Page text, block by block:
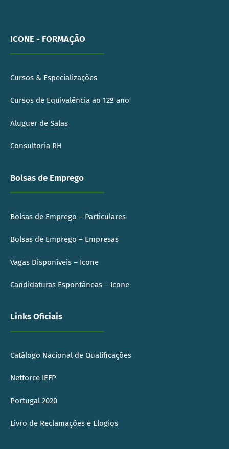
ICONE - FORMAÇÃO
Cursos & Especializações
Cursos de Equivalência ao 12º ano
Aluguer de Salas
Consultoria RH
Bolsas de Emprego
Bolsas de Emprego – Particulares
Bolsas de Emprego – Empresas
Vagas Disponíveis – Icone
Candidaturas Espontâneas – Icone
Links Oficiais
Catálogo Nacional de Qualificações
Netforce IEFP
Portugal 2020
Livro de Reclamações e Elogios